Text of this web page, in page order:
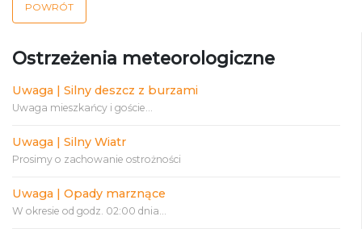
Ostrzeżenia meteorologiczne
Uwaga | Silny deszcz z burzami
Uwaga mieszkańcy i goście...
Uwaga | Silny Wiatr
Prosimy o zachowanie ostrożności
Uwaga | Opady marznące
W okresie od godz. 02:00 dnia...
POWRÓT